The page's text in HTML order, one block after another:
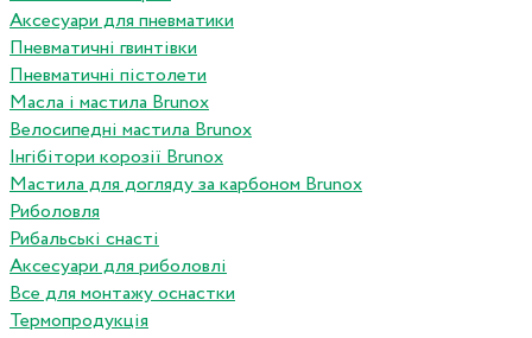
Аксесуари для пневматики
Пневматичні гвинтівки
Пневматичні пістолети
Масла і мастила Brunox
Велосипедні мастила Brunox
Інгібітори корозії Brunox
Мастила для догляду за карбоном Brunox
Риболовля
Рибальські снасті
Аксесуари для риболовлі
Все для монтажу оснастки
Термопродукція